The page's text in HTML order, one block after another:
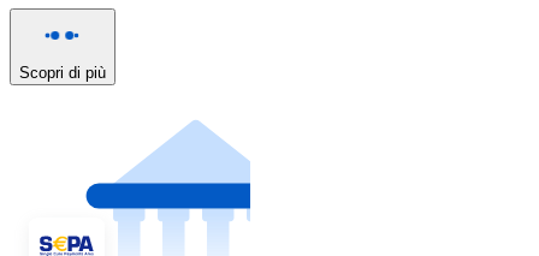
Scopri di più